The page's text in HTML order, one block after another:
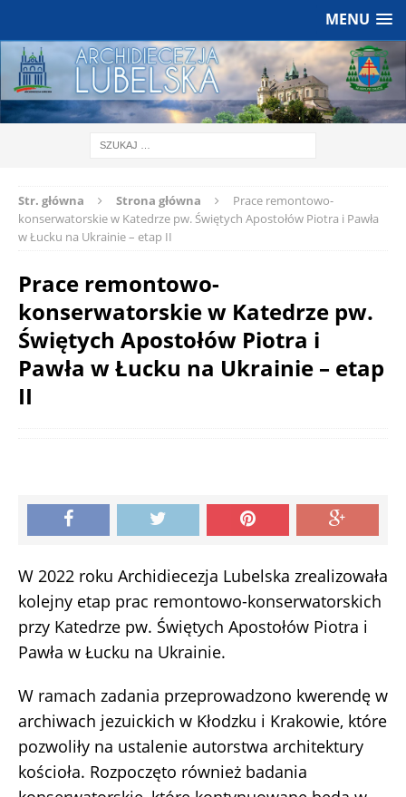
MENU
Str. główna Strona główna
Prace remontowo-
konserwatorskie w Katedrze pw. Świętych Apostołów Piotra i Pawła
w Łucku na Ukrainie – etap II
Prace remontowo-
konserwatorskie w Katedrze pw.
Świętych Apostołów Piotra i
Pawła w Łucku na Ukrainie – etap
II
W 2022 roku Archidiecezja Lubelska zrealizowała
kolejny etap prac remontowo-konserwatorskich
przy Katedrze pw. Świętych Apostołów Piotra i
Pawła w Łucku na Ukrainie.
W ramach zadania przeprowadzono kwerendę w
archiwach jezuickich w Kłodzku i Krakowie, które
pozwoliły na ustalenie autorstwa architektury
kościoła. Rozpoczęto również badania